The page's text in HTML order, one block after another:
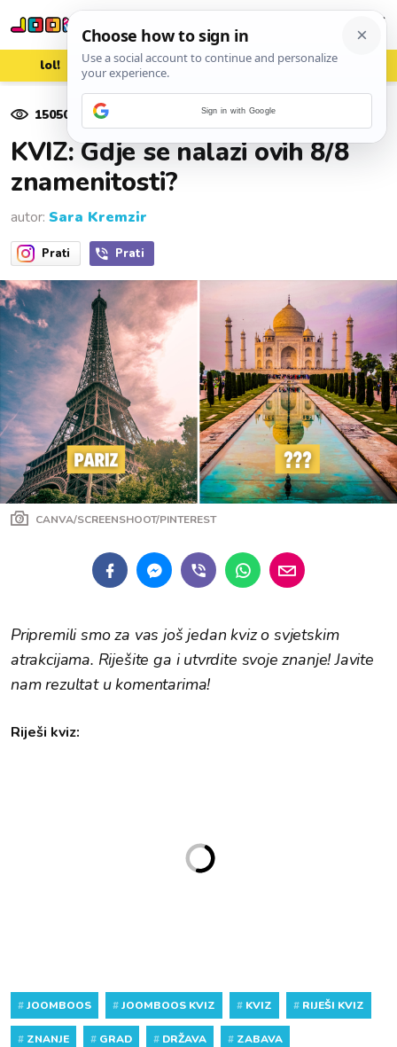
lol! aww vrh! woot?!
15050 pregleda
KVIZ: Gdje se nalazi ovih 8/8
znamenitosti?
autor: Sara Kremzir
Prati Prati
CANVA/SCREENSHOOT/PINTEREST
Pripremili smo za vas još jedan kviz o svjetskim
atrakcijama. Riješite ga i utvrdite svoje znanje! Javite
nam rezultat u komentarima!
Riješi kviz:
#JOOMBOOS #JOOMBOOS KVIZ # KVIZ # RIJEŠI KVIZ
# ZNANJE # GRAD # DRŽAVA # ZABAVA
Sign in with Google